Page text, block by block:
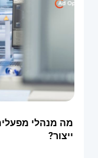
מה מנהלי
ייצור?